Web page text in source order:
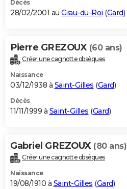
Décès
28/02/2001 au Grau-du-Roi (Gard)
Pierre GREZOUX (60 ans)
Créer une cagnotte obsèques
Naissance
03/12/1938 à Saint-Gilles (Gard)
Décès
11/11/1999 à Saint-Gilles (Gard)
Gabriel GREZOUX (80 ans)
Créer une cagnotte obsèques
Naissance
19/08/1910 à Saint-Gilles (Gard)